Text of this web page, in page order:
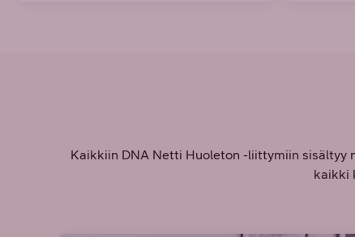
Kaikkiin DNA Netti Huoleton -liittymiin sisältyy
kaikki